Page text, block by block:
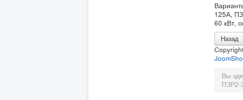
125А,
60 кВт,
Вы
ПЗР2-